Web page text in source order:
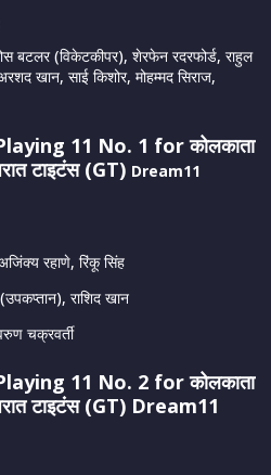
बटलर (विकेटकीपर), शेरफेन रदरफोर्ड, राहुल
खान, साई किशोर, मोहम्मद सिराज,
11 No. 1 for कोलकाता
टाइटंस (GT) Dream11
रहाणे, रिंकू सिंह
राशिद खान
चक्रवर्ती
11 No. 2 for कोलकाता
टाइटंस (GT) Dream11